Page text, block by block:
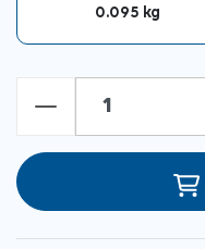
0.095 kg
-